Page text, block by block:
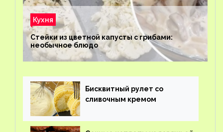
Кухня
Стейки из цветной капусты с грибами:
необычное блюдо
Бисквитный рулет со
сливочным кремом